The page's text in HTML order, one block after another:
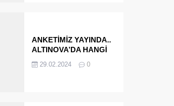
ANKETİMİZ YAYINDA..
ALTINOVA’DA HANGİ
BAŞKANI OLARAK
29.02.2024 0